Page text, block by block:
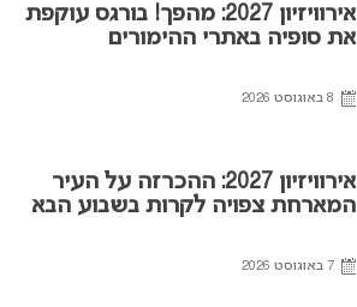
אירוויזיון 2027: מהפך! בורגס עוקפת
את סופיה באתרי ההימורים
8 באוגוסט 2026
אירוויזיון 2027: ההכרזה על העיר
המארחת צפויה לקרות בשבוע הבא
7 באוגוסט 2026